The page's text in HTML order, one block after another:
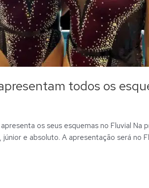
todos os
os seus esquemas no Fluvial
e absoluto. A apresentação será no